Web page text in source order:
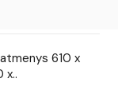
610 x
x..